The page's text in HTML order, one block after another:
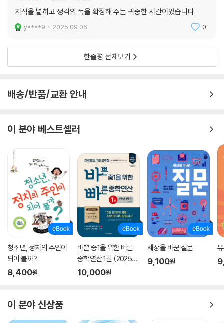
지식을 넓히고 생각의 폭을 확장해 주는 귀중한 시간이었습니다.
y****9 2025.09.06. 0
한줄평 전체보기
배송/반품/교환 안내
이 분야 베스트셀러
청소년, 정치의 주인이
되어 볼까?
8,400원
바쁜 중1을 위한 빠른
중학연산 1권 (2025
년)
10,000원
세상을 바꾼 질문
9,100원
이 분야 신상품